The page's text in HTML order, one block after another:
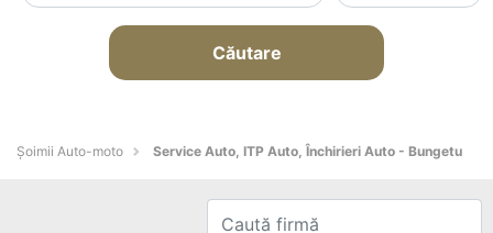
Căutare
Șoimii Auto-moto Service Auto, ITP Auto, Închirieri Auto - Bungetu